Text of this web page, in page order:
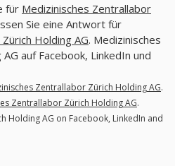
für Medizinisches Zentrallabor
Sie eine Antwort für
Holding AG. Medizinisches
auf Facebook, LinkedIn und
Zentrallabor Zürich Holding AG.
Zentrallabor Zürich Holding AG.
Holding AG on Facebook, LinkedIn and